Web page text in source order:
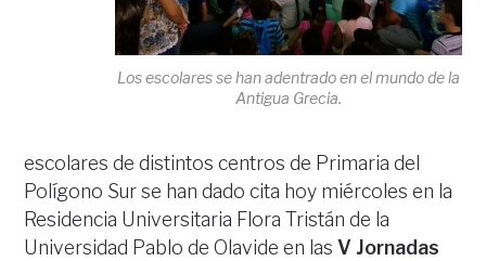
Los escolares se han adentrado en el mundo de la
Antigua Grecia.
escolares de distintos centros de Primaria del
Polígono Sur se han dado cita hoy miércoles en la
Residencia Universitaria Flora Tristán de la
Universidad Pablo de Olavide en lasV Jornadas